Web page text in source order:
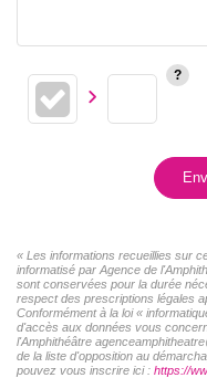
« Les informations recueillies sur
informatisé par Agence de
sont conservées pour la durée
respect des prescriptions légales
Conformément à la loi «
d'accès aux données vous
l'Amphithéâtre
de la liste d'opposition au
pouvez vous inscrire ici : https://